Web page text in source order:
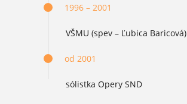
1996 – 2001
VŠMU (spev – Ľubica Baricová)
od 2001
sólistka Opery SND